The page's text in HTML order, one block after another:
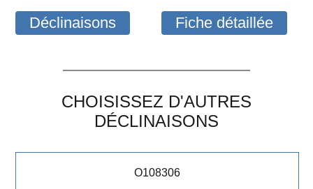
Déclinaisons Fiche détaillée
CHOISISSEZ D'AUTRES
DÉCLINAISONS
O108306